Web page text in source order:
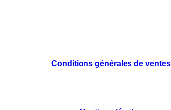
Conditions générales de ventes